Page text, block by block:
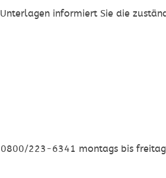
informiert Sie die
223-6341 montags bis